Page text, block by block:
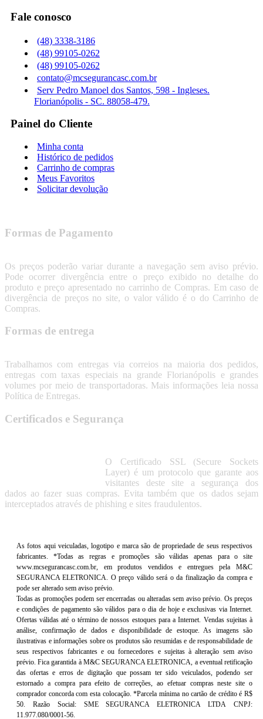
Fale conosco
(48) 3338-3186
(48) 99105-0262
(48) 99105-0262
contato@mcsegurancasc.com.br
Serv Pedro Manoel dos Santos, 598 - Ingleses.
Florianópolis - SC. 88058-479.
Painel do Cliente
Minha conta
Histórico de pedidos
Carrinho de compras
Meus Favoritos
Solicitar devolução
Formas de Pagamento
Os preços poderão variar durante a navegação sem aviso prévio.
Pode ocorrer divergência entre o preço exibido no detalhe do
produto e preço apresentado no carrinho de Compras. Em caso de
divergência de preços no site, o valor válido é o do Carrinho de
Compras.
Formas de entrega
Trabalhamos com entregas via correios na maioria dos pedidos,
entregas com taxas especiais na grande Florianópolis e grandes
volumes por meio de transportadoras. Mais informações leia nossa
Política de Entregas.
Certificados e Segurança
O Certificado SSL (Secure Sockets
Layer) é um protocolo que garante aos
visitantes deste site a segurança dos
dados ao fazer suas compras. Evita também que os dados sejam
interceptados através de phishing e sites fraudulentos.
As fotos aqui veiculadas, logotipo e marca são de propriedade de seus respectivos
fabricantes. *Todas as regras e promoções são válidas apenas para o site
www.mcsegurancasc.com.br, em produtos vendidos e entregues pela M&C
SEGURANCA ELETRONICA. O preço válido será o da finalização da compra e
pode ser alterado sem aviso prévio.
Todas as promoções podem ser encerradas ou alteradas sem aviso prévio. Os preços
e condições de pagamento são válidos para o dia de hoje e exclusivas via Internet.
Ofertas válidas até o término de nossos estoques para a Internet. Vendas sujeitas à
análise, confirmação de dados e disponibilidade de estoque. As imagens são
ilustrativas e informações sobre os produtos são resumidas e de responsabilidade de
seus respectivos fabricantes e ou fornecedores e sujeitas à alteração sem aviso
prévio. Fica garantida à M&C SEGURANCA ELETRONICA, a eventual retificação
das ofertas e erros de digitação que possam ter sido veiculados, podendo ser
estornado a compra para efeito de correções, ao efetuar compras neste site o
comprador concorda com esta colocação. *Parcela mínima no cartão de crédito é R$
50. Razão Social: SME SEGURANCA ELETRONICA LTDA CNPJ:
11.977.080/0001-56.